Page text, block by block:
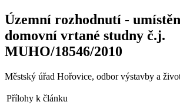
Územní rozhodnutí -
domovní vrtané studny č.j.
MUHO/18546/2010
Městský úřad Hořovice, odbor výstavby a
Přílohy k článku